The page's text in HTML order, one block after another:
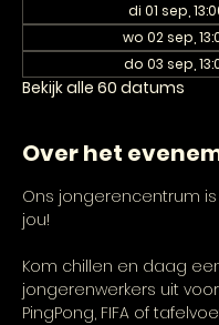
di 01 sep,
wo 02 sep,
do 03 sep,
Bekijk alle 60 datums
Over het
Ons jongerencentrum
jou!
Kom chillen en daag
jongerenwerkers uit
PingPong, FIFA of